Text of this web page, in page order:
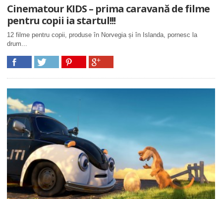
Cinematour KIDS – prima caravană de filme
pentru copii ia startul!!!
12 filme pentru copii, produse în Norvegia și în Islanda, pornesc la
drum...